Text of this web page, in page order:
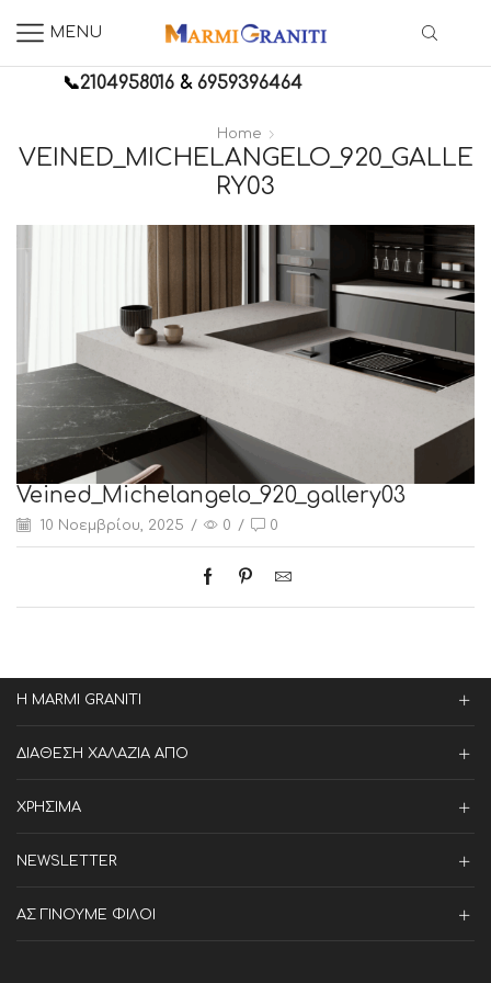
MENU
📞2104958016 &6959396464
Home
VEINED_MICHELANGELO_920_GALLE
RY03
Veined_Michelangelo_920_gallery03
10 Νοεμβρίου, 2025 / 0 / 0
Η MARMI GRANITI
ΔΙΑΘΕΣΗ ΧΑΛΑΖΙΑ ΑΠΟ
ΧΡΗΣΙΜΑ
NEWSLETTER
ΑΣ ΓΙΝΟΥΜΕ ΦΙΛΟΙ